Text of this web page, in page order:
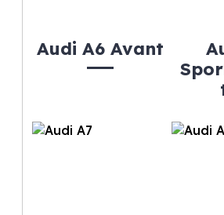
Audi A6 Avant